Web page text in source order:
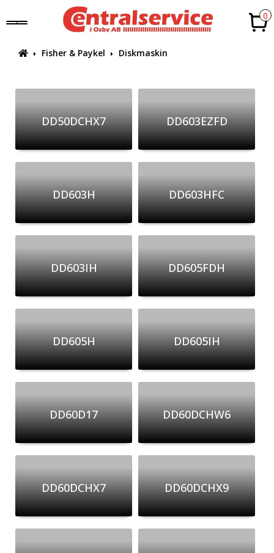
0
Fisher & Paykel Diskmaskin
DD50DCHX7 DD603EZFD
DD603H DD603HFC
DD603IH DD605FDH
DD605H DD605IH
DD60D17 DD60DCHW6
DD60DCHX7 DD60DCHX9